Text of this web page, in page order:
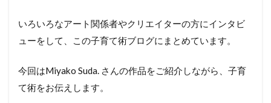
いろいろなアート関係者やクリエイターの方にインタビ
ューをして、この子育て術ブログにまとめています。
今回はMiyako Suda. さんの作品をご紹介しながら、子育
て術をお伝えします。